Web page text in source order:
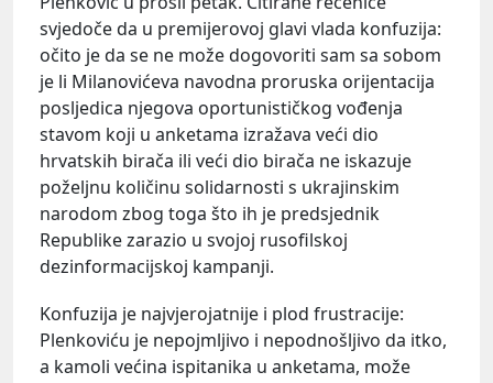
svjedoče da u premijerovoj glavi vlada konfuzija:
očito je da se ne može dogovoriti sam sa sobom
je li Milanovićeva navodna proruska orijentacija
posljedica njegova oportunističkog vođenja
stavom koji u anketama izražava veći dio
hrvatskih birača ili veći dio birača ne iskazuje
poželjnu količinu solidarnosti s ukrajinskim
narodom zbog toga što ih je predsjednik
Republike zarazio u svojoj rusofilskoj
dezinformacijskoj kampanji.
Konfuzija je najvjerojatnije i plod frustracije:
Plenkoviću je nepojmljivo i nepodnošljivo da itko,
a kamoli većina ispitanika u anketama, može